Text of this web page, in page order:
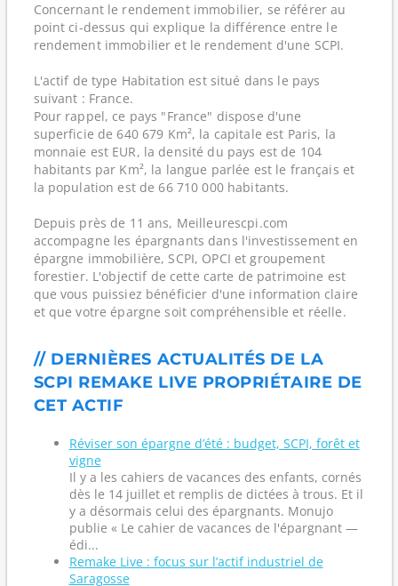
Concernant le rendement immobilier, se référer au
point ci-dessus qui explique la différence entre le
rendement immobilier et le rendement d'une SCPI.
L'actif de type Habitation est situé dans le pays
suivant : France.
Pour rappel, ce pays "France" dispose d'une
superficie de 640 679 Km², la capitale est Paris, la
monnaie est EUR, la densité du pays est de 104
habitants par Km², la langue parlée est le français et
la population est de 66 710 000 habitants.
Depuis près de 11 ans, Meilleurescpi.com
accompagne les épargnants dans l'investissement en
épargne immobilière, SCPI, OPCI et groupement
forestier. L'objectif de cette carte de patrimoine est
que vous puissiez bénéficier d'une information claire
et que votre épargne soit compréhensible et réelle.
// DERNIÈRES ACTUALITÉS DE LA
SCPI REMAKE LIVE PROPRIÉTAIRE DE
CET ACTIF
Réviser son épargne d’été : budget, SCPI, forêt et
vigne
Il y a les cahiers de vacances des enfants, cornés
dès le 14 juillet et remplis de dictées à trous. Et il
y a désormais celui des épargnants. Monujo
publie « Le cahier de vacances de l'épargnant —
édi...
Remake Live : focus sur l’actif industriel de
Saragosse